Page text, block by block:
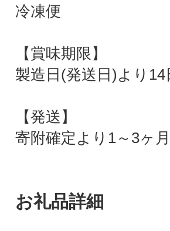
冷凍便
【賞味期限】
製造日(発送日)より14
【発送】
寄附確定より1～3ヶ
お礼品詳細